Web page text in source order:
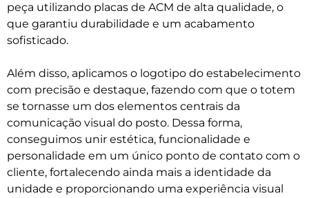
peça utilizando placas de ACM de alta qualidade, o
que garantiu durabilidade e um acabamento
sofisticado.
Além disso, aplicamos o logotipo do estabelecimento
com precisão e destaque, fazendo com que o totem
se tornasse um dos elementos centrais da
comunicação visual do posto. Dessa forma,
conseguimos unir estética, funcionalidade e
personalidade em um único ponto de contato com o
cliente, fortalecendo ainda mais a identidade da
unidade e proporcionando uma experiência visual